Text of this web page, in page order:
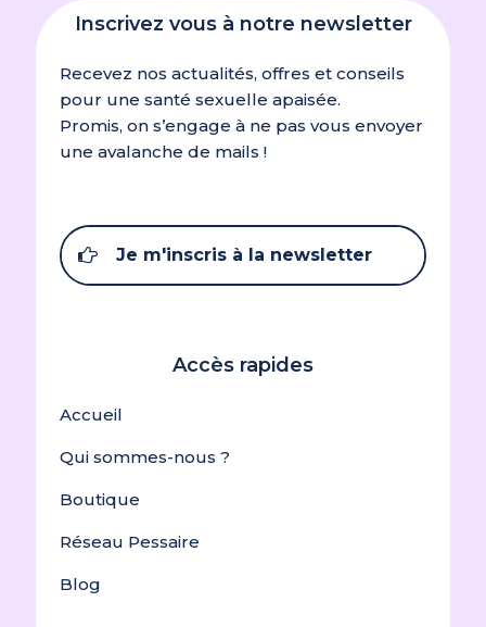
Inscrivez vous à notre newsletter
Recevez nos actualités, offres et conseils
pour une santé sexuelle apaisée.
Promis, on s’engage à ne pas vous envoyer
une avalanche de mails !
Je m'inscris à la newsletter
Accès rapides
Accueil
Qui sommes-nous ?
Boutique
Réseau Pessaire
Blog